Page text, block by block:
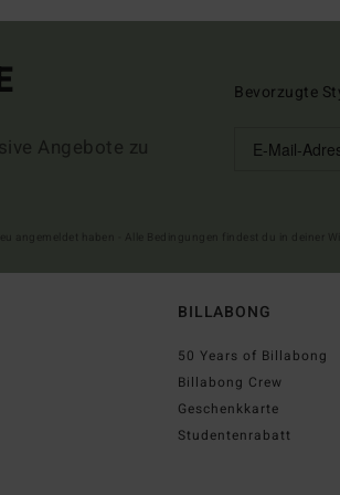
Angebote zu
Bevorzugte
BILLABONG
50 Years of Billabong
Billabong Crew
Geschenkkarte
Studentenrabatt